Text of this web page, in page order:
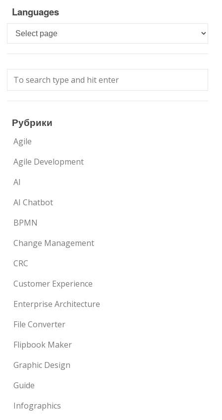
Languages
Languages
Рубрики
Agile
Agile Development
AI
AI Chatbot
BPMN
Change Management
CRC
Customer Experience
Enterprise Architecture
File Converter
Flipbook Maker
Graphic Design
Guide
Infographics